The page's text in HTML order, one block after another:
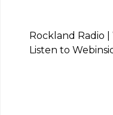
Rockland Radio
Listen to